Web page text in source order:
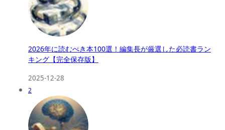
2026年に読むべき本100選！編集長が厳選した必読書ラン
キング【完全保存版】
2025-12-28
2